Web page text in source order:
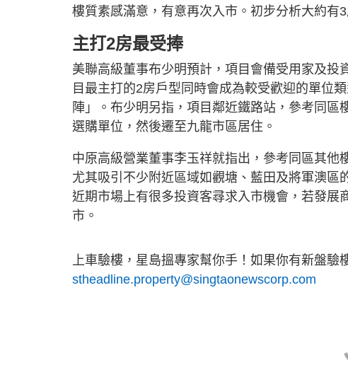
樓質素感滿意，有意再次入市。初步分析大約有
主打2房最受捧
美聯高級董事布少明預計，項目會備受用家及
目最主打的2房戶型同時會成為較受歡迎的單位
陣」。布少明另指，項目鄰近鐵路站，參考同
選購單位，然後遷至九龍市區居住。
中原高級營業董事李玉祥就指出，參考同區其
尤其吸引不少附近區域如觀塘、藍田及將軍澳
近期市場上有很多投資客尋求入市機會，若發
市。
上車驗樓，星島搵專家幫你手！如果你有新盤驗
stheadline.property@singtaonewscorp.com